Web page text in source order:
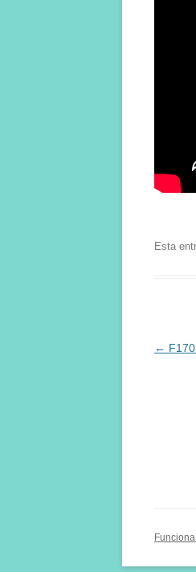
Esta
←